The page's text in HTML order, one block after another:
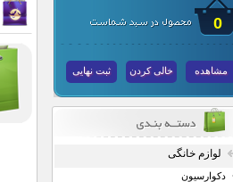
0
مشاهده خالی کردن ثبت نهایی
لوازم خانگی
دکوارسیون